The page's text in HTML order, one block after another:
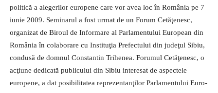
politică a alegerilor europene care vor avea loc în România pe 7
iunie 2009. Seminarul a fost urmat de un Forum Cetăţenesc,
organizat de Biroul de Informare al Parlamentului European din
România în colaborare cu Instituţia Prefectului din judeţul Sibiu,
condusă de domnul Constantin Trihenea. Forumul Cetăţenesc, o
acţiune dedicată publicului din Sibiu interesat de aspectele
europene, a dat posibilitatea re­prezentanţilor Parlamentului Euro­